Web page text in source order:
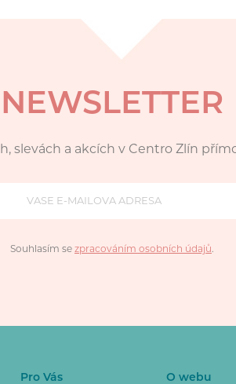
NEWSLETTER
slevách a akcích v Centro Zlín
Souhlasím se zpracováním osobních údajů.
Pro Vás O webu